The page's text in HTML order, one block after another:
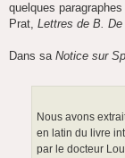
quelques
Prat, Lettres de B.
Dans sa Notice sur
Nous avons
en latin du livre
par le docteur